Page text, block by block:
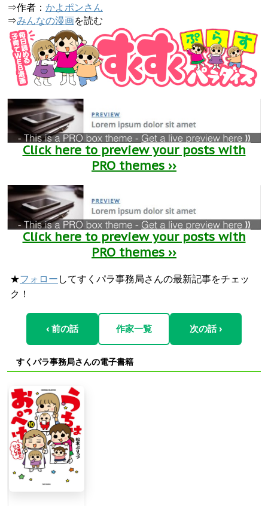
⇒作者： かよポンさん
⇒みんなの漫画を読む
Click here to preview your posts with
PRO themes ››
Click here to preview your posts with
PRO themes ››
★フォロー してすくパラ事務局さんの最新記事をチェッ
ク！
‹ 前の話 作家一覧 次の話 ›
すくパラ事務局さんの電子書籍